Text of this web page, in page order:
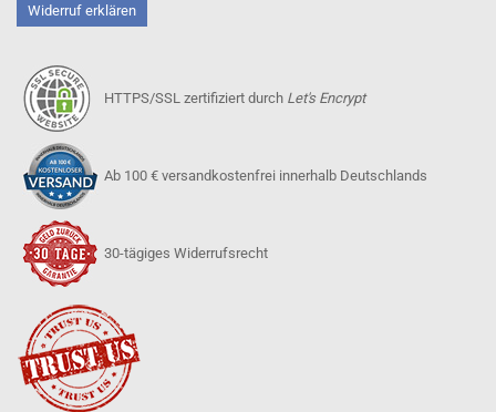
Widerruf erklären
HTTPS/SSL zertifiziert durch Let's Encrypt
Ab 100 € versandkostenfrei innerhalb Deutschlands
30-tägiges Widerrufsrecht